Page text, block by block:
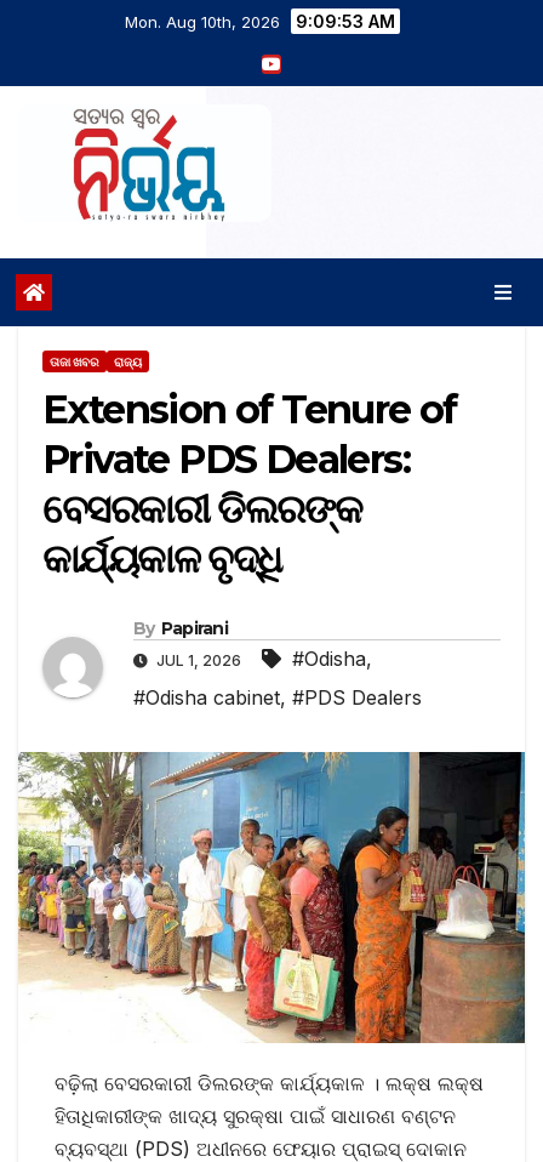
Mon. Aug 10th, 2026 9:09:54 AM
ତାଜା ଖବର ରାଜ୍ୟ
Extension of Tenure of
Private PDS Dealers:
ବେସରକାରୀ ଡିଲରଙ୍କ
କାର୍ଯ୍ୟକାଳ ବୃଦ୍ଧି
By Papirani
JUL 1, 2026 #Odisha,
#Odisha cabinet, #PDS Dealers
ବଢ଼ିଲା ବେସରକାରୀ ଡିଲରଙ୍କ କାର୍ଯ୍ୟକାଳ । ଲକ୍ଷ ଲକ୍ଷ
ହିତାଧିକାରୀଙ୍କ ଖାଦ୍ୟ ସୁରକ୍ଷା ପାଇଁ ସାଧାରଣ ବଣ୍ଟନ
ବ୍ୟବସ୍ଥା (PDS) ଅଧୀନରେ ଫେୟାର ପ୍ରାଇସ୍ ଦୋକାନ